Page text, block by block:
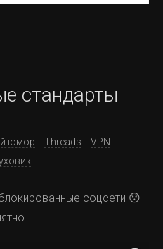
стандарты
юмор Threads
VPN
соцсети 😯